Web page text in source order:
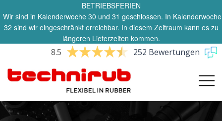
BETRIEBSFERIEN
Wir sind in Kalenderwoche 30 und 31 geschlossen. In Kalenderwoche
32 sind wir eingeschränkt erreichbar. In diesem Zeitraum kann es zu
längeren Lieferzeiten kommen.
8.5 252 Bewertungen